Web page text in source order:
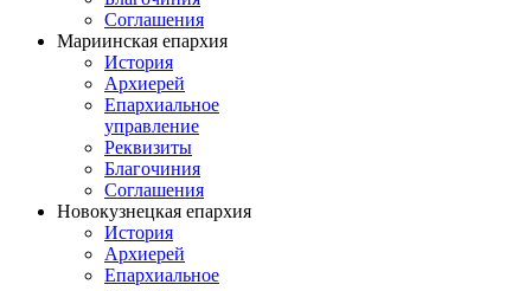
Соглашения
Мариинская епархия
История
Архиерей
Епархиальное
управление
Реквизиты
Благочиния
Соглашения
Новокузнецкая епархия
История
Архиерей
Епархиальное